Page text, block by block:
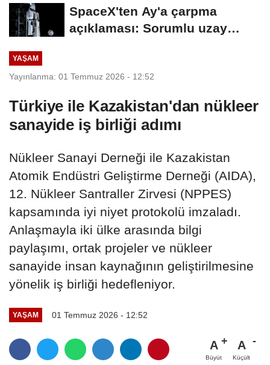
SpaceX'ten Ay'a çarpma
açıklaması: Sorumlu uzay
YAŞAM
Yayınlanma: 01 Temmuz 2026 - 12:52
Türkiye ile Kazakistan'dan nükleer
sanayide iş birliği adımı
Nükleer Sanayi Derneği ile Kazakistan
Atomik Endüstri Geliştirme Derneği (AIDA),
12. Nükleer Santraller Zirvesi (NPPES)
kapsamında iyi niyet protokolü imzaladı.
Anlaşmayla iki ülke arasında bilgi
paylaşımı, ortak projeler ve nükleer
sanayide insan kaynağının geliştirilmesine
yönelik iş birliği hedefleniyor.
YAŞAM 01 Temmuz 2026 - 12:52
A
Büyüt
A
Küçült